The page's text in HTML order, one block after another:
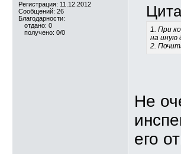
Регистрация: 11.12.2012
Сообщений: 26
Благодарности:
отдано: 0
получено: 0/0
1. При
на иную
2.
Не
его